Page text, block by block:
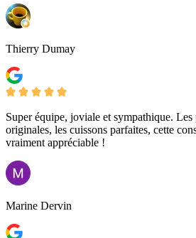
Thierry Dumay
Super équipe, joviale et sympathique. Les
originales, les cuissons parfaites, cette
vraiment appréciable !
Marine Dervin